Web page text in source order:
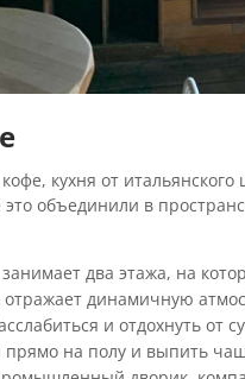
кухня от
объединили в
два этажа, на
динамичную
и отдохнуть
прямо на полу и выпить